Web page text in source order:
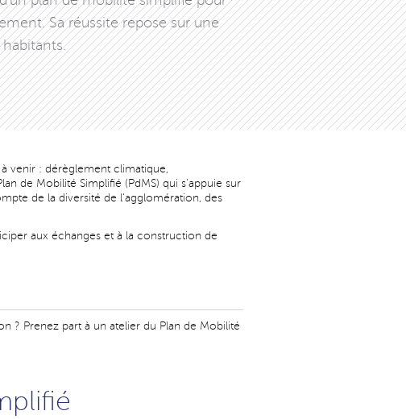
Sa réussite repose sur une
venir : dérèglement climatique,
de Mobilité Simplifié (PdMS) qui s'appuie sur
de la diversité de l'agglomération, des
aux échanges et à la construction de
? Prenez part à un atelier du Plan de Mobilité